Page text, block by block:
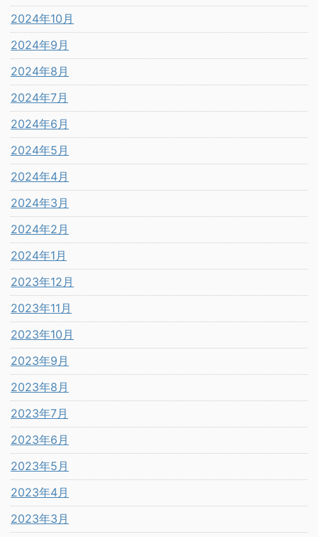
2024年10月
2024年9月
2024年8月
2024年7月
2024年6月
2024年5月
2024年4月
2024年3月
2024年2月
2024年1月
2023年12月
2023年11月
2023年10月
2023年9月
2023年8月
2023年7月
2023年6月
2023年5月
2023年4月
2023年3月